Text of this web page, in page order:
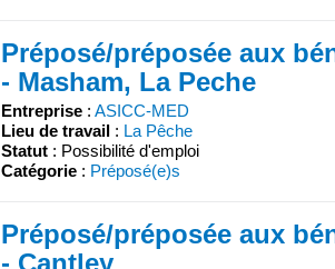
Préposé/préposée aux
- Masham, La Peche
Entreprise : ASICC-MED
Lieu de travail : La Pêche
Statut : Possibilité d'emploi
Catégorie : Préposé(e)s
Préposé/préposée aux